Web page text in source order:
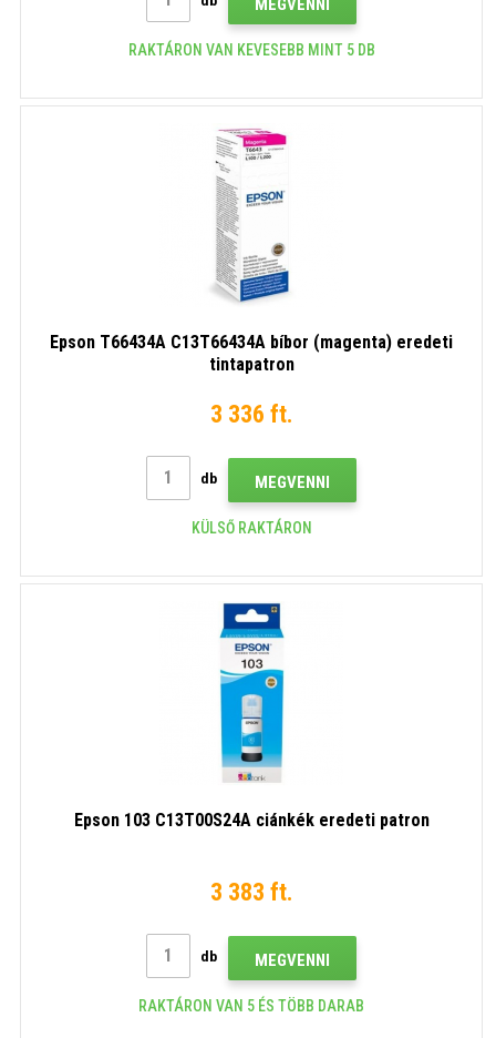
MEGVENNI
RAKTÁRON VAN KEVESEBB MINT 5 DB
Epson T66434A C13T66434A bíbor (magenta) eredeti
tintapatron
3 336 ft.
db MEGVENNI
KÜLSŐ RAKTÁRON
Epson 103 C13T00S24A ciánkék eredeti patron
3 383 ft.
db MEGVENNI
RAKTÁRON VAN 5 ÉS TÖBB DARAB